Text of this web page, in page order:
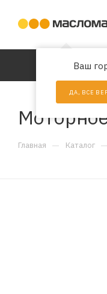
Ваш
ДА, ВСЕ
КАТАЛОГ
Главная — Каталог —